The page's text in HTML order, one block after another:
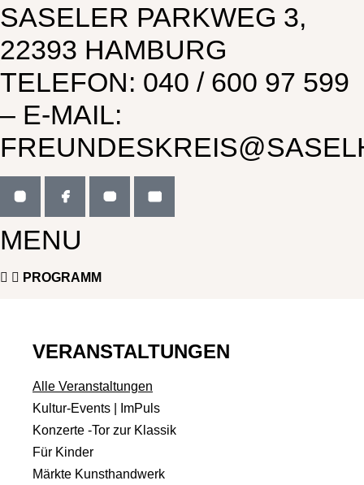
SASELER PARKWEG 3,
22393 HAMBURG
TELEFON: 040 / 600 97 599
– E-MAIL:
MENU
PROGRAMM
VERANSTALTUNGEN
Alle Veranstaltungen
Kultur-Events | ImPuls
Konzerte -Tor zur Klassik
Für Kinder
Märkte Kunsthandwerk